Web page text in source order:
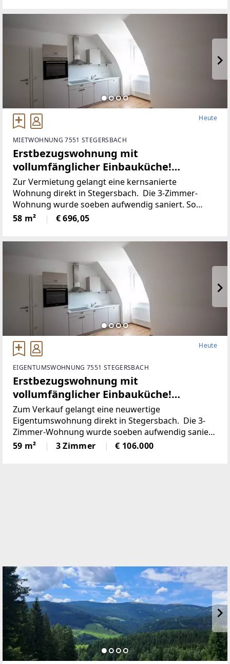
Heute
MIETWOHNUNG 7551 STEGERSBACH
Erstbezugswohnung mit
vollumfänglicher Einbauküche!
(Provisionsfrei)
Zur Vermietung gelangt eine kernsanierte
Wohnung direkt in Stegersbach. Die 3-Zimmer-
Wohnung wurde soeben aufwendig saniert. So
wurde unter anderem dieElektronik gänzlich
erneuert und für einen niedrigen
58 m² € 696,05
Heute
EIGENTUMSWOHNUNG 7551 STEGERSBACH
Erstbezugswohnung mit
vollumfänglicher Einbauküche!
(Provisionsfrei)
Zum Verkauf gelangt eine neuwertige
Eigentumswohnung direkt in Stegersbach. Die 3-
Zimmer-Wohnung wurde soeben aufwendig saniert.
So wurde unter anderem dieElektronik gänzlich
erneuert und für einen niedrigen
59 m² 3 Zimmer € 106.000